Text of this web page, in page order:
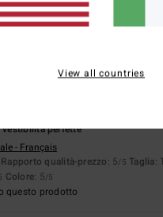
5
vestibilità perfette
- Français
Rapporto qualità-prezzo: 5/5 Taglia:
Colore: 5/5
questo prodotto
View all countries